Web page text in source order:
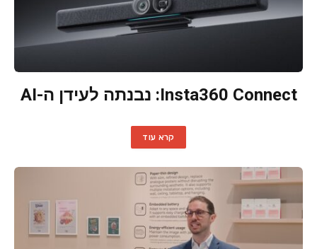
Insta360 Connect: נבנתה לעידן ה-AI
קרא עוד